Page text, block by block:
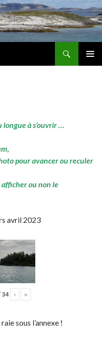
longue à s’ouvrir …
pour avancer ou reculer
afficher ou non le
avril 2023
34 › »
sous l’annexe !